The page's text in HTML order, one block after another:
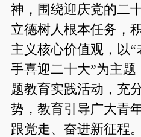
神，围绕迎庆党的二
立德树人根本任务，
主义核心价值观，以
手喜迎二十大”为主
题教育实践活动，充
势，教育引导广大青
跟党走、奋进新征程。